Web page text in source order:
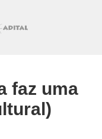
faz uma